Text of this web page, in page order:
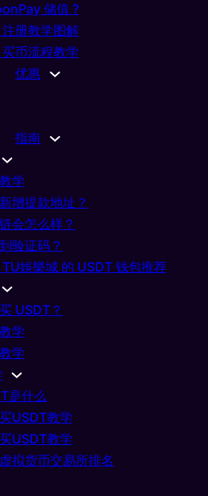
储值 ?
册教学图解
币流程教学
优惠
指南
学
增提款地址？
会怎么样？
验证码？
娛樂城 的 USDT 钱包推荐
USDT？
学
学
是什么
USDT教学
USDT教学
拟货币交易所排名
教学
的稳定币解
22/2026